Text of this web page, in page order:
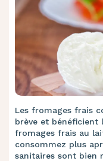
Les fromages frais
brève et bénéficient
fromages frais au
consommez plus
sanitaires sont bien